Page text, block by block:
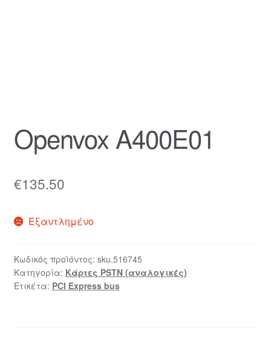
Σύνδεση
Openvox A400E01
€135.50
Εξαντλημένο
Κωδικός προϊόντος: sku.516745
Κατηγορία: Κάρτες PSTN (αναλογικές)
Ετικέτα: PCI Express bus